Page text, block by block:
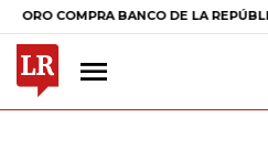
BANCO DE LA REPÚBLICA $